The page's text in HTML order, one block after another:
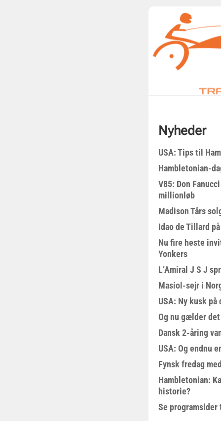
Nyheder
USA: Tips til
Hambletonian-
V85: Don
millionløb
Madison Tårs
Idao de Tillard
Nu fire heste
Yonkers
L’Amiral J S J
Masiol-sejr i
USA: Ny kusk på
Og nu gælder
Dansk 2-åring
USA: Og endnu
Fynsk fredag
Hambletonian:
historie?
Se